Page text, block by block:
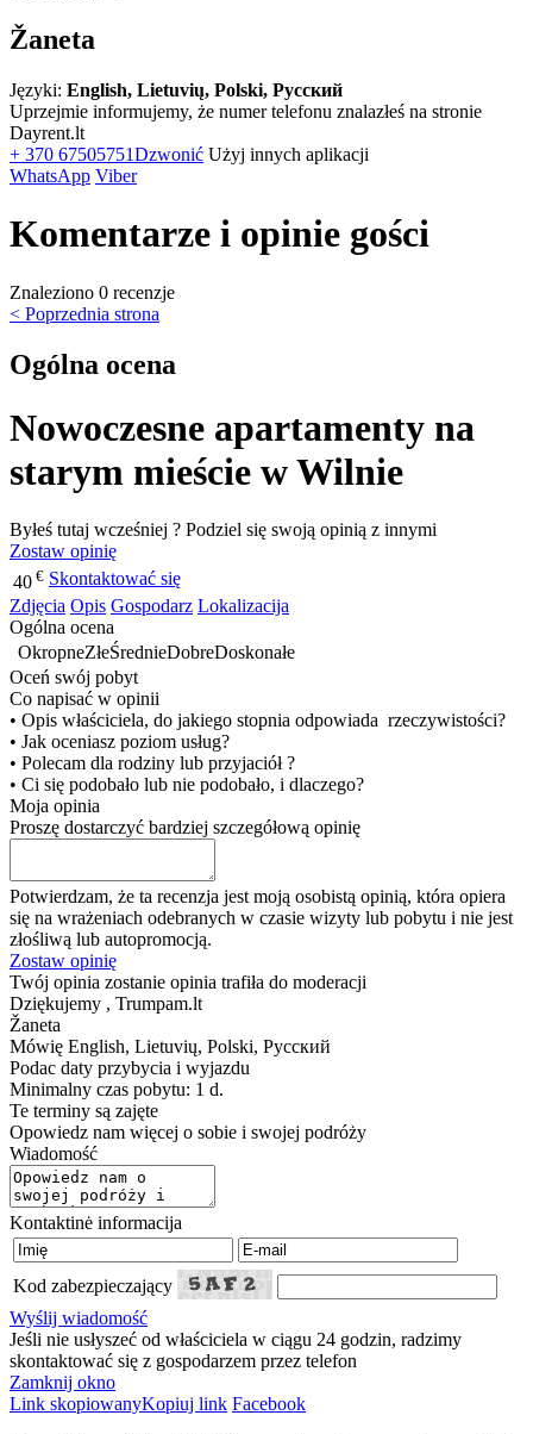
Žaneta
Języki: English, Lietuvių, Polski, Русский
Uprzejmie informujemy, że numer telefonu znalazłeś na stronie
Dayrent.lt
+ 370 67505751Dzwonić Użyj innych aplikacji
WhatsApp Viber
Komentarze i opinie gości
Znaleziono 0 recenzje
< Poprzednia strona
Ogólna ocena
Nowoczesne apartamenty na
starym mieście w Wilnie
Byłeś tutaj wcześniej ? Podziel się swoją opinią z innymi
Zostaw opinię
40 € Skontaktować się
Zdjęcia Opis Gospodarz Lokalizacija
Ogólna ocena
OkropneZłeŚrednieDobreDoskonałe
Oceń swój pobyt
Co napisać w opinii
• Opis właściciela, do jakiego stopnia odpowiada rzeczywistości?
• Jak oceniasz poziom usług?
• Polecam dla rodziny lub przyjaciół ?
• Ci się podobało lub nie podobało, i dlaczego?
Moja opinia
Proszę dostarczyć bardziej szczegółową opinię
Potwierdzam, że ta recenzja jest moją osobistą opinią, która opiera
się na wrażeniach odebranych w czasie wizyty lub pobytu i nie jest
złośliwą lub autopromocją.
Zostaw opinię
Twój opinia zostanie opinia trafiła do moderacji
Dziękujemy , Trumpam.lt
Žaneta
Mówię English, Lietuvių, Polski, Русский
Podac daty przybycia i wyjazdu
Minimalny czas pobytu: 1 d.
Te terminy są zajęte
Opowiedz nam więcej o sobie i swojej podróży
Wiadomość
Kontaktinė informacija
Kod zabezpieczający
Wyślij wiadomość
Jeśli nie usłyszeć od właściciela w ciągu 24 godzin, radzimy
skontaktować się z gospodarzem przez telefon
Zamknij okno
Link skopiowanyKopiuj link Facebook